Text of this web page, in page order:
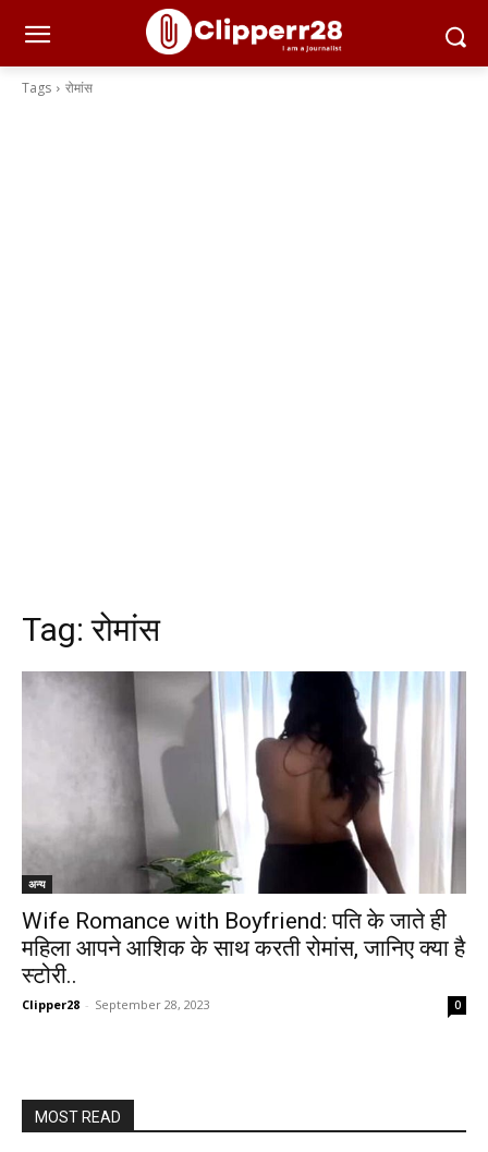
Tags रोमांस
Tag:रोमांस
अन्य
Wife Romance with Boyfriend: पति के जाते ही
महिला आपने आशिक के साथ करती रोमांस, जानिए क्या है
स्टोरी..
Clipper28 - September 28, 2023 0
MOST READ